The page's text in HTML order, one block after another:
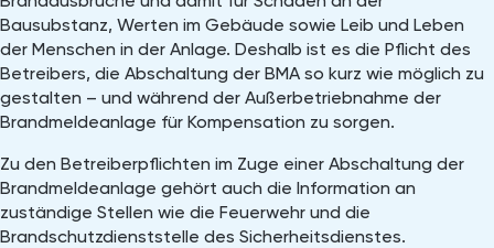
Bausubstanz, Werten im Gebäude sowie Leib und Leben
der Menschen in der Anlage. Deshalb ist es die Pflicht des
Betreibers, die Abschaltung der BMA so kurz wie möglich zu
gestalten – und während der Außerbetriebnahme der
Brandmeldeanlage für Kompensation zu sorgen.
Zu den Betreiberpflichten im Zuge einer Abschaltung der
Brandmeldeanlage gehört auch die Information an
zuständige Stellen wie die Feuerwehr und die
Brandschutzdienststelle des Sicherheitsdienstes.